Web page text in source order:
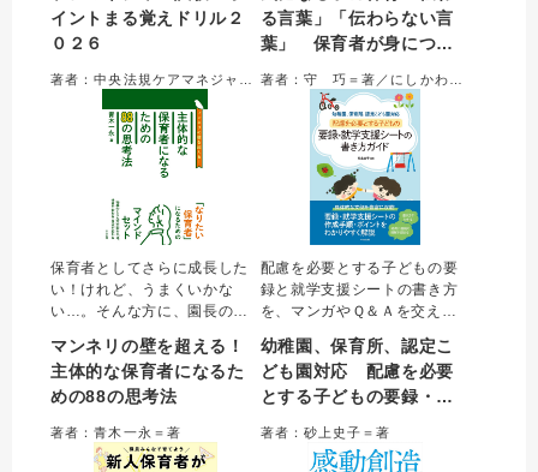
イントまる覚えドリル２
０２６
子、職員に対してなど約３０
の例を収載。伝わる（伝わら
で、必要な配慮とコミュニケ
ーション法が身につく。
る言葉」「伝わらない言
葉」 保育者が身につけ
ション
保育者としてさらに成長した
い！けれど、うまくいかな
い…。そんな方に、園長の経
を上げる」「保育と子育ての
違い」など、ワンランク上の
保育者として身につけたい88
を見開き頁で解説し、すきま
時間に読み進められる。
マンネリの壁を超える！
主体的な保育者になるた
めの88の思考法
著者：青木一永＝著
配慮を必要とする子どもの要
録と就学支援シートの書き方
を、マンガやＱ＆Ａを交えて
や小学校での活用事例も取り
上げ、要録・就学支援シート
に関する疑問は最初から最後
ができる。
幼稚園、保育所、認定こ
ども園対応 配慮を必要
とする子どもの要録・就
イド
著者：砂上史子＝著